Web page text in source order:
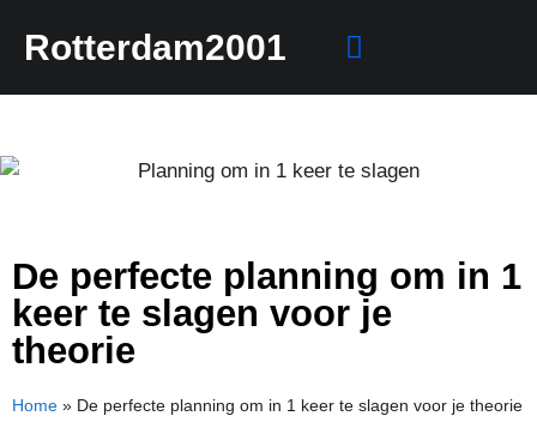
Rotterdam2001
De perfecte planning om in 1
keer te slagen voor je
theorie
Home » De perfecte planning om in 1 keer te slagen voor je theorie